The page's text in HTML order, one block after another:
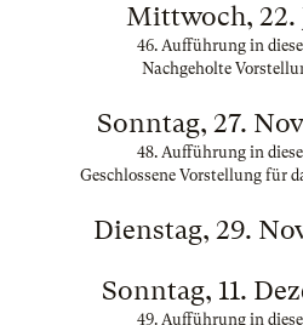
Mittwoch, 22.
46. Aufführung in
Nachgeholte
Sonntag, 27.
48. Aufführung in
Geschlossene Vorstellung für
Dienstag, 29.
Sonntag, 11.
49. Aufführung in